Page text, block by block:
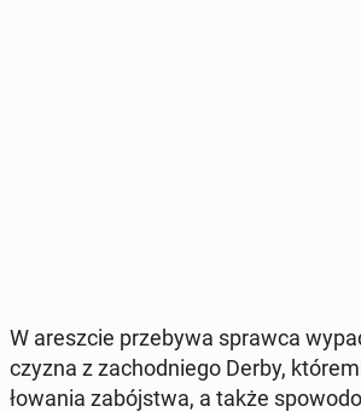
W aresz­cie prze­by­wa sprawca
czy­zna z za­chod­nie­go Derby,
ło­wa­nia za­bój­stwa, a także